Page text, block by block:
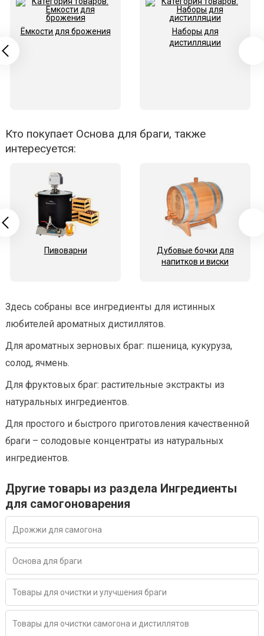
Ёмкости для брожения
Наборы для
дистилляции
Кто покупает Основа для браги, также
интересуется:
Пивоварни
Дубовые бочки для
напитков и виски
Здесь собраны все ингредиенты для истинных
любителей ароматных дистиллятов.
Для ароматных зерновых браг: пшеница, кукуруза,
солод, ячмень.
Для фруктовых браг: растительные экстракты из
натуральных ингредиентов.
Для простого и быстрого приготовления качественной
браги – солодовые концентраты из натуральных
ингредиентов.
Другие товары из раздела Ингредиенты
для самогоноварения
Дрожжи для самогона
Основа для браги
Товары для очистки и улучшения браги
Товары для очистки самогона и дистиллятов